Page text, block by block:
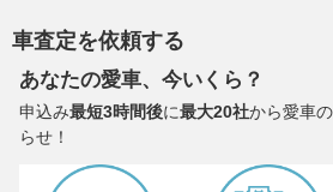
車査定を依頼する
あなたの愛車、今いくら？
申込み最短3時間後に最大20社から愛車
らせ！